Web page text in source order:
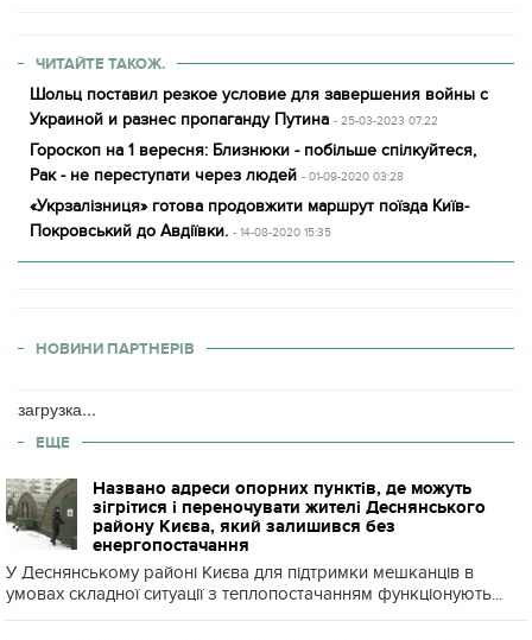
ЧИТАЙТЕ ТАКОЖ.
Шольц поставил резкое условие для завершения войны с
Украиной и разнес пропаганду Путина - 25-03-2023 07:22
Гороскоп на 1 вересня: Близнюки - побільше спілкуйтеся,
Рак - не переступати через людей - 01-09-2020 03:28
«Укрзалізниця» готова продовжити маршрут поїзда Київ-
Покровський до Авдіївки. - 14-08-2020 15:35
НОВИНИ ПАРТНЕРІВ
загрузка...
ЕЩЕ
Названо адреси опорних пунктів, де можуть
зігрітися і переночувати жителі Деснянського
району Києва, який залишився без
енергопостачання
У Деснянському районі Києва для підтримки мешканців в
умовах складної ситуації з теплопостачанням функціонують...